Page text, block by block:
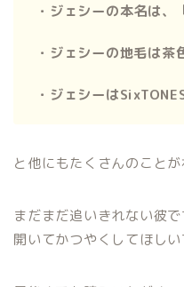
・ジェシーの本名は、
・ジェシーの地毛は
・ジェシーは
と他にもたくさんのこと
まだまだ追いきれない彼
開いてかつやくしてほしい